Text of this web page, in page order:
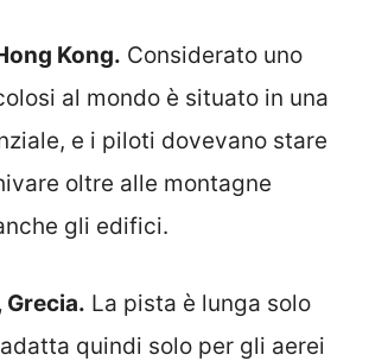
Kong. Considerato uno
al mondo è situato in una
e i piloti dovevano stare
oltre alle montagne
gli edifici.
Grecia. La pista è lunga solo
quindi solo per gli aerei